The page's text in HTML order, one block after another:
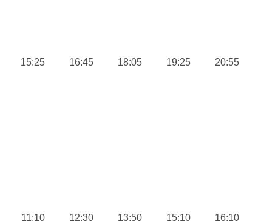
15:25 16:45 18:05 19:25
20:55
11:10 12:30 13:50 15:10
16:10